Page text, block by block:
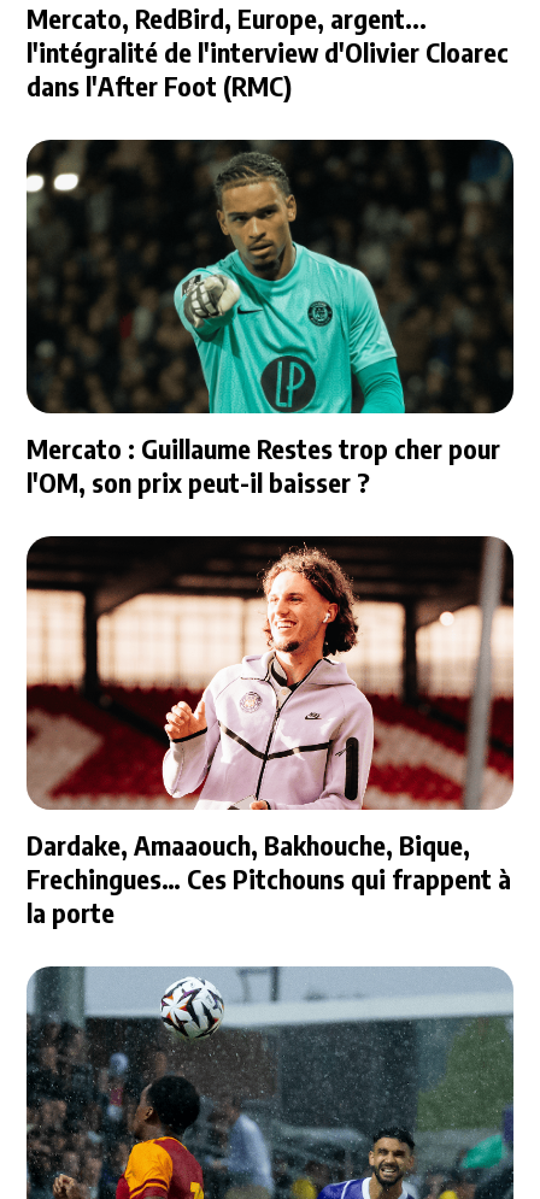
Mercato, RedBird, Europe, argent...
l'intégralité de l'interview d'Olivier Cloarec
dans l'After Foot (RMC)
Mercato : Guillaume Restes trop cher pour
l'OM, son prix peut-il baisser ?
Dardake, Amaaouch, Bakhouche, Bique,
Frechingues… Ces Pitchouns qui frappent à
la porte